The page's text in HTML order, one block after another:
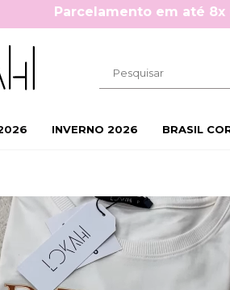
Cupom 10%OFF na primeira
INVERNO 2026 BRASIL